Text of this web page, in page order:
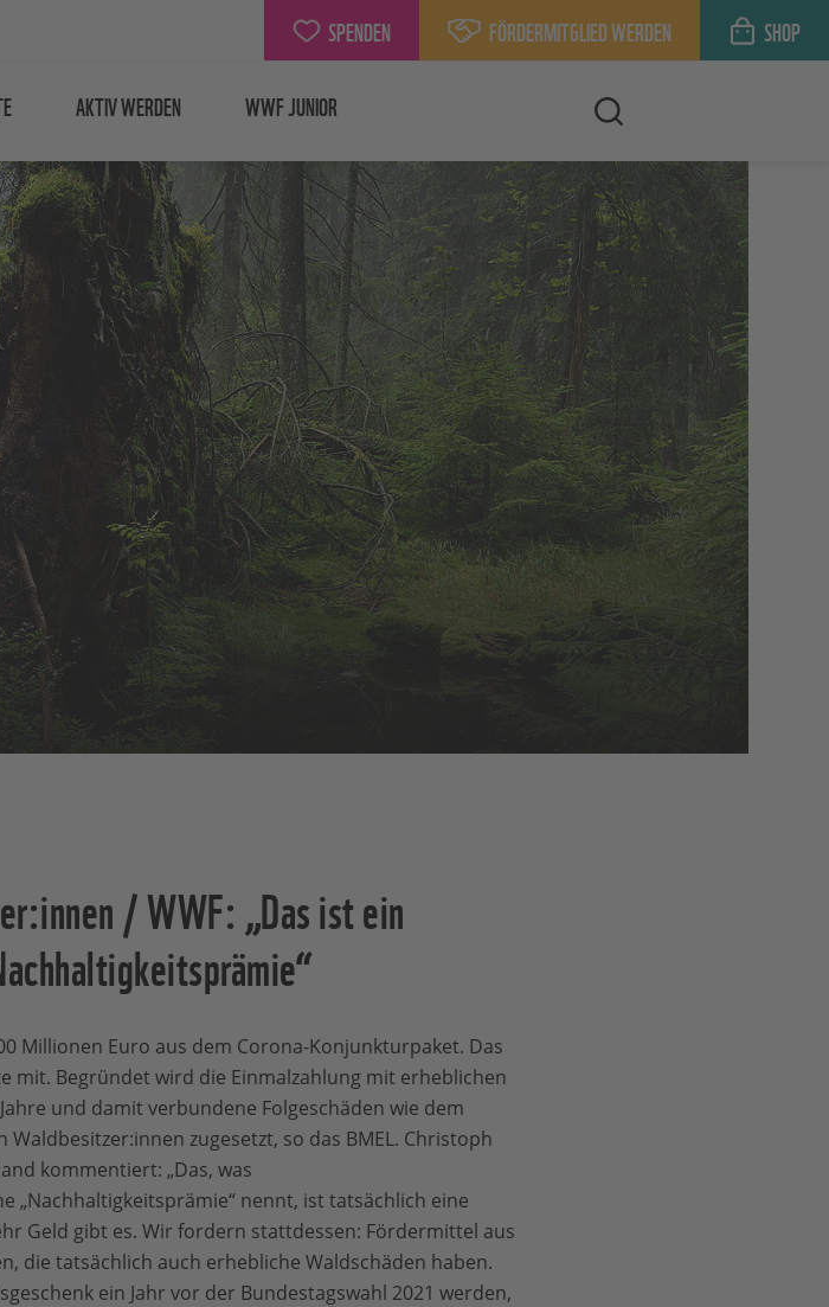
SPENDEN FÖRDERMITGLIED WERDEN SHOP
AKTIV WERDEN WWF JUNIOR
/ WWF: „Das ist ein
Millionen Euro aus dem Corona-Konjunkturpaket. Das
mit. Begründet wird die Einmalzahlung mit erheblichen
und damit verbundene Folgeschäden wie dem
zugesetzt, so das BMEL. Christoph
kommentiert: „Das, was
„Nachhaltigkeitsprämie“ nennt, ist tatsächlich eine
Geld gibt es. Wir fordern stattdessen: Fördermittel aus
die tatsächlich auch erhebliche Waldschäden haben.
ein Jahr vor der Bundestagswahl 2021 werden,